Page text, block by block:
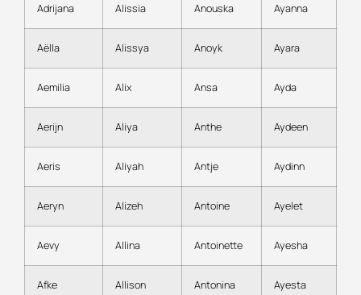
Adrijana Alissia Anouska Ayanna
Aëlla Alissya Anoyk Ayara
Aemilia Alix Ansa Ayda
Aerijn Aliya Anthe Aydeen
Aeris Aliyah Antje Aydinn
Aeryn Alizeh Antoine Ayelet
Aevy Allina Antoinette Ayesha
Afke Allison Antonina Ayesta